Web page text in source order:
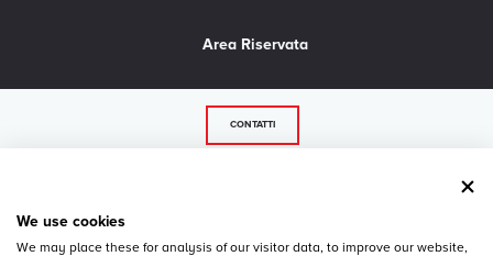
Area Riservata
CONTATTI
© 2026 LM Industry srl - P.IVA 02739500243 - 36056 Belvedere di Tezze sul Brenta - VI -
We use cookies
We may place these for analysis of our visitor data, to improve our website,